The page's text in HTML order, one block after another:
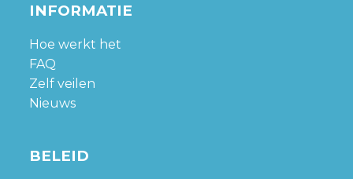
INFORMATIE
Hoe werkt het
FAQ
Zelf veilen
Nieuws
BELEID